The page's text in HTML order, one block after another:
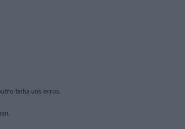
tinha uns erros.